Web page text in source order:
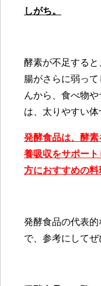
しがち。
酵素が不足する
腸がさらに弱っ
んから、食べ物
は、太りやすい体
発酵食品は、酵
養吸収をサポー
方におすすめの料
発酵食品の代表
で、参考にしてぜ